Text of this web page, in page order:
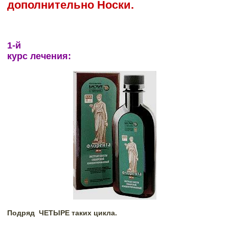
дополнительно Носки.
1-й
курс лечения:
Подряд ЧЕТЫРЕ таких цикла.